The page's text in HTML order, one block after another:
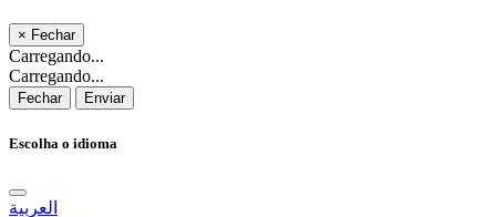
× Fechar
Carregando...
Carregando...
Fechar Enviar
Escolha o idioma
العربية